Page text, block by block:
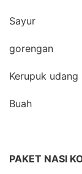
Sayur
gorengan
Kerupuk udang
Buah
PAKET NASI